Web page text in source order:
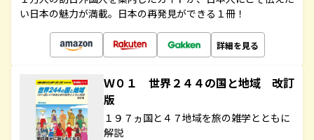
い日本の魅力が満載。日本の再発見ができる１冊！
詳細を見る
Ｗ０１ 世界２４４の国と地域 改訂
版
１９７ヵ国と４７地域を旅の雑学とともに
解説